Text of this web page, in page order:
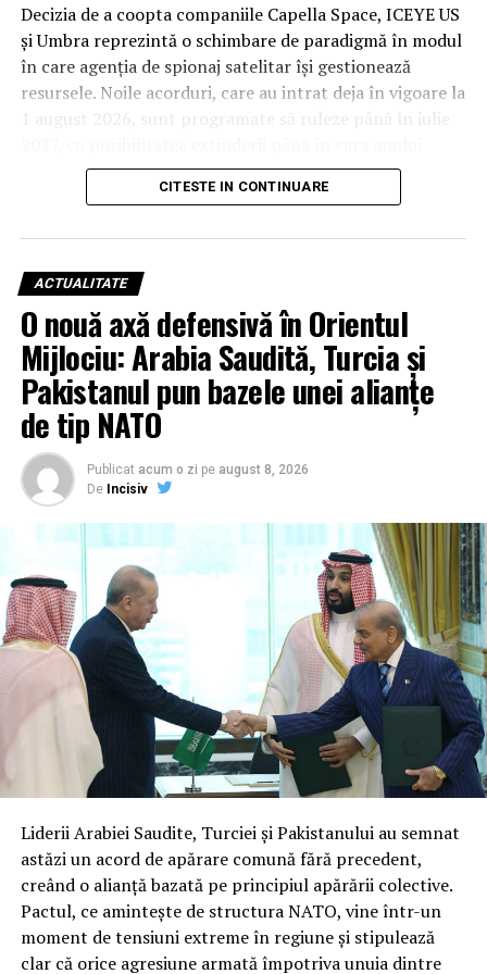
Decizia de a coopta companiile Capella Space, ICEYE US
și Umbra reprezintă o schimbare de paradigmă în modul
în care agenția de spionaj satelitar își gestionează
resursele. Noile acorduri, care au intrat deja în vigoare la
1 august 2026, sunt programate să ruleze până în iulie
2029. Deși valorile financiare rămân confidențiale din
cauza bugetului clasificat al agenției, impactul
De la studii la operațiuni: Capella
Space, ICEYE US și Umbra devin
piloni ai securității naționale
Această tranziție nu este una întâmplătoare, ci
reprezintă evoluția firească a unor parteneriate testate
riguros în ultimii ani. Noul cadru contractual, intitulat
Radar Commercial Augmentation (RCA), transformă
rolul celor trei furnizori din simpli subiecți de studiu în
parteneri operaționali pe termen lung. Spre deosebire
de fazele anterioare de demonstrație, noile contracte
impun praguri de performanță stricte și obiective de
îmbunătățire continuă.
Reprezentanții din industrie subliniază că, după patru
ani de analiză și testări, programul a atins maturitatea
necesară pentru a trece la contracte cu preț fix și sursă
unică. Această structură reflectă nu doar încrederea în
capacitățile tehnice ale companiilor, ci și nevoia urgentă
de a avea fluxuri constante și sigure de date radar la
Integrare hibridă: Datele comerciale
vor completa sistemele clasificate
de recunoaștere
CITESTE IN CONTINUARE
ACTUALITATE
O nouă axă defensivă în Orientul
Mijlociu: Arabia Saudită, Turcia și
Pakistanul pun bazele unei alianțe
de tip NATO
Publicat acum o zi pe august 8, 2026
De Incisiv
Liderii Arabiei Saudite, Turciei și Pakistanului au semnat
astăzi un acord de apărare comună fără precedent,
creând o alianță bazată pe principiul apărării colective.
Pactul, ce amintește de structura NATO, vine într-un
moment de tensiuni extreme în regiune și stipulează
clar că orice agresiune armată împotriva unuia dintre